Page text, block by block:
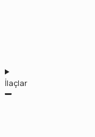
İlaçlar